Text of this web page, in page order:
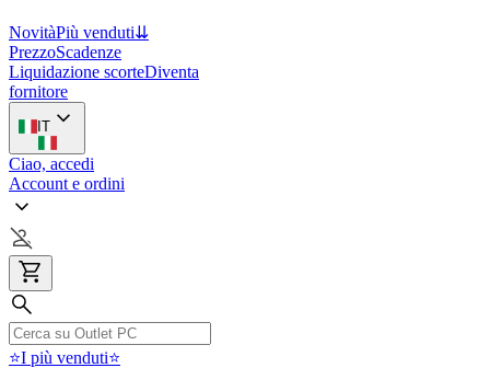
NovitàPiù venduti⇊
PrezzoScadenze
Liquidazione scorteDiventa
fornitore
IT
Ciao, accedi
Account e ordini
⭐I più venduti⭐